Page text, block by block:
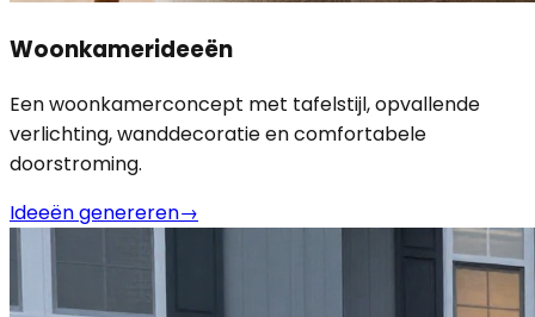
Woonkamerideeën
Een woonkamerconcept met tafelstijl, opvallende
verlichting, wanddecoratie en comfortabele
doorstroming.
Ideeën genereren→